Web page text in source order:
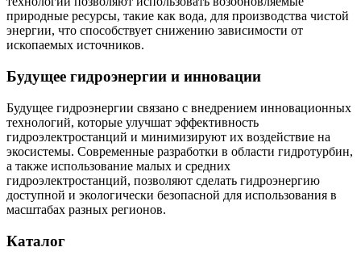
природные ресурсы, такие как вода, для производства чистой
энергии, что способствует снижению зависимости от
ископаемых источников.
Будущее гидроэнергии и инновации
Будущее гидроэнергии связано с внедрением инновационных
технологий, которые улучшат эффективность
гидроэлектростанций и минимизируют их воздействие на
экосистемы. Современные разработки в области гидротурбин,
а также использование малых и средних
гидроэлектростанций, позволяют сделать гидроэнергию
доступной и экологически безопасной для использования в
масштабах разных регионов.
Каталог